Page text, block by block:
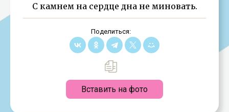
С камнем на сердце дна не миновать.
Поделиться:
Вставить на фото